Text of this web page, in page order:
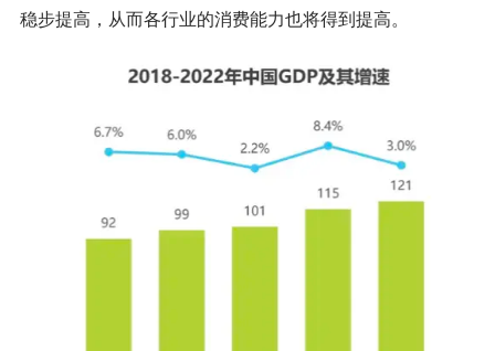
稳步提高，从而各行业的消费能力也将得到提高。